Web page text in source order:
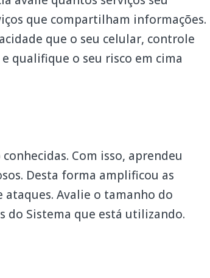
que compartilham informações.
que o seu celular, controle
qualifique o seu risco em cima
Com isso, aprendeu
Desta forma amplificou as
ataques. Avalie o tamanho do
do Sistema que está utilizando.